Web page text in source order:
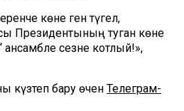
көне генә түгел, ә
Президентының туган көне
ансамбле сезне котлый!»,
бару өчен Телеграм-